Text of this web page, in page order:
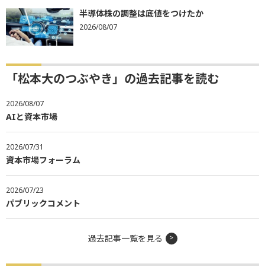
半導体株の調整は底値をつけたか
2026/08/07
「松本大のつぶやき」の過去記事を読む
2026/08/07
AIと資本市場
2026/07/31
資本市場フォーラム
2026/07/23
パブリックコメント
過去記事一覧を見る